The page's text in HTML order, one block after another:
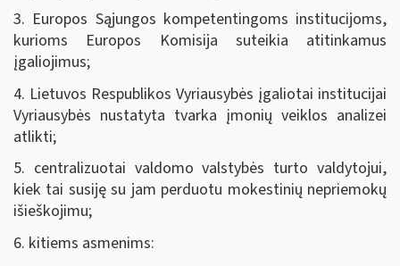
3. Europos Sąjungos kompetentingoms institucijoms,
kurioms Europos Komisija suteikia atitinkamus
įgaliojimus;
4. Lietuvos Respublikos Vyriausybės įgaliotai institucijai
Vyriausybės nustatyta tvarka įmonių veiklos analizei
atlikti;
5. centralizuotai valdomo valstybės turto valdytojui,
kiek tai susiję su jam perduotu mokestinių nepriemokų
išieškojimu;
6. kitiems asmenims: